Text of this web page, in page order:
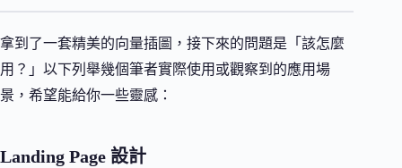
拿到了一套精美的向量插圖，接下來的問題是「該怎麼
用？」以下列舉幾個筆者實際使用或觀察到的應用場
景，希望能給你一些靈感：
Landing Page 設計